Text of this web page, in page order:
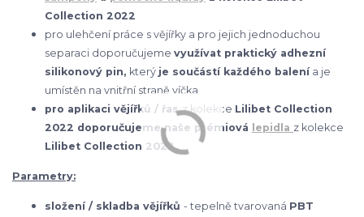
Collection 2022
pro ulehčení práce s vějířky a pro jejich jednoduchou
separaci doporučujeme využívat praktický adhezní
silikonový pin, který je součástí každého balenía je
umístěn na vnitřní straně víčka
pro aplikaci vějířků / řasz kolekce Lilibet Collection
2022 doporučujeme naše prémiová lepidla z kolekce
Lilibet Collection 2022
Parametry:
složení / skladba vějířků - tepelně tvarovaná PBT